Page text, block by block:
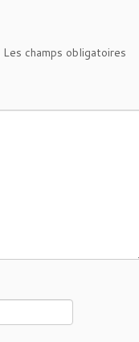
Les champs obligatoires